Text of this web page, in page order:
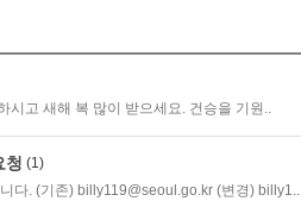
시고 새해 복 많이 받으세요. 건승을 기원..
청 (1)
다. (기존) billy119@seoul.go.kr (변경) billy1..